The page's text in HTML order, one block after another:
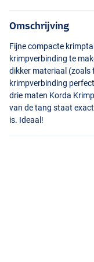
Omschrijving
Fijne compacte
krimpverbinding te
dikker materiaal (zoals
krimpverbinding
drie maten Korda
van de tang staat
is. Ideaal!